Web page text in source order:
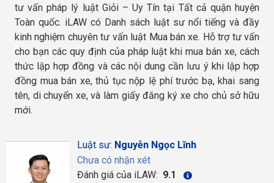
tư vấn pháp lý luật Giỏi – Uy Tín tại Tất cả quận huyện
Toàn quốc. iLAW có Danh sách luật sư nổi tiếng và đầy
kinh nghiệm chuyên tư vấn luật Mua bán xe. Hỗ trợ tư vấn
cho bạn các quy định của pháp luật khi mua bán xe, cách
thức lập hợp đồng và các nội dung cần lưu ý khi lập hợp
đồng mua bán xe, thủ tục nộp lệ phí trước bạ, khai sang
tên, di chuyển xe, và làm giấy đăng ký xe cho chủ sở hữu
mới.
Luật sư: Nguyễn Ngọc Lĩnh
Chưa có nhận xét
Đánh giá của iLAW: 9.1